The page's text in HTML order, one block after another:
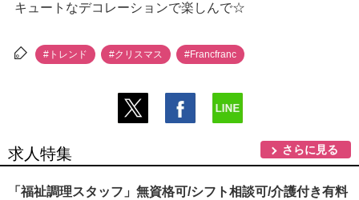
キュートなデコレーションで楽しんで☆
#トレンド #クリスマス #Francfranc
求人特集 さらに見る
「福祉調理スタッフ」無資格可/シフト相談可/介護付き有料